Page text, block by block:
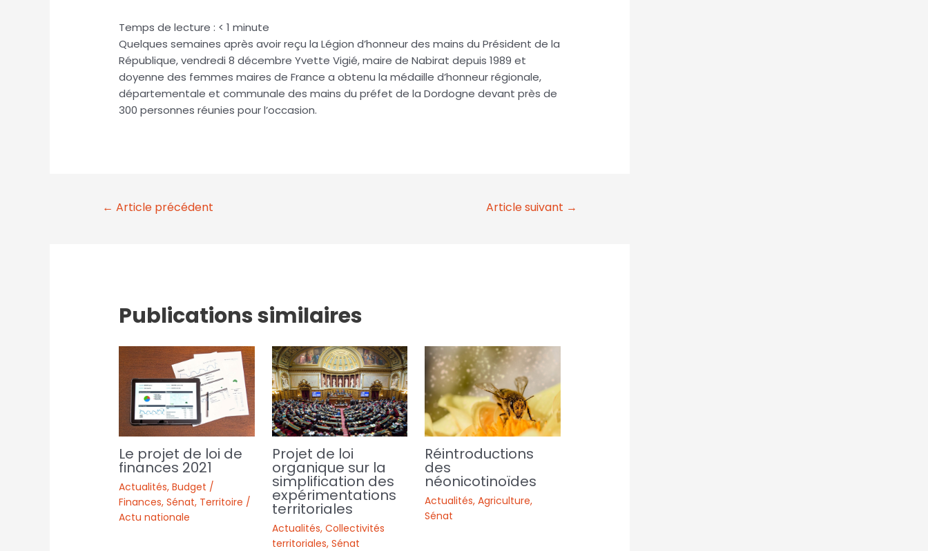
Temps de lecture : < 1 minute
Quelques semaines après avoir reçu la Légion d’honneur des mains du Président de la
République, vendredi 8 décembre Yvette Vigié, maire de Nabirat depuis 1989 et
doyenne des femmes maires de France a obtenu la médaille d’honneur régionale,
départementale et communale des mains du préfet de la Dordogne devant près de
300 personnes réunies pour l’occasion.
← Article précédent Article suivant →
Publications similaires
Le projet de loi de
finances 2021
Actualités,Budget /
Finances,Sénat, Territoire /
Actu nationale
Projet de loi
organique sur la
simplification des
expérimentations
territoriales
Actualités, Collectivités
territoriales, Sénat
Réintroductions
des
néonicotinoïdes
Actualités,Agriculture,
Sénat